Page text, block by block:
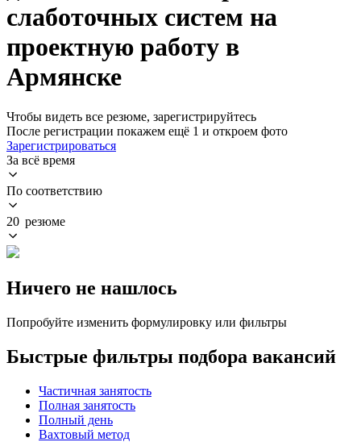
слаботочных систем на
проектную работу в
Армянске
Чтобы видеть все резюме, зарегистрируйтесь
После регистрации покажем ещё 1 и откроем фото
Зарегистрироваться
За всё время
По соответствию
20 резюме
Ничего не нашлось
Попробуйте изменить формулировку или фильтры
Быстрые фильтры подбора вакансий
Частичная занятость
Полная занятость
Полный день
Вахтовый метод